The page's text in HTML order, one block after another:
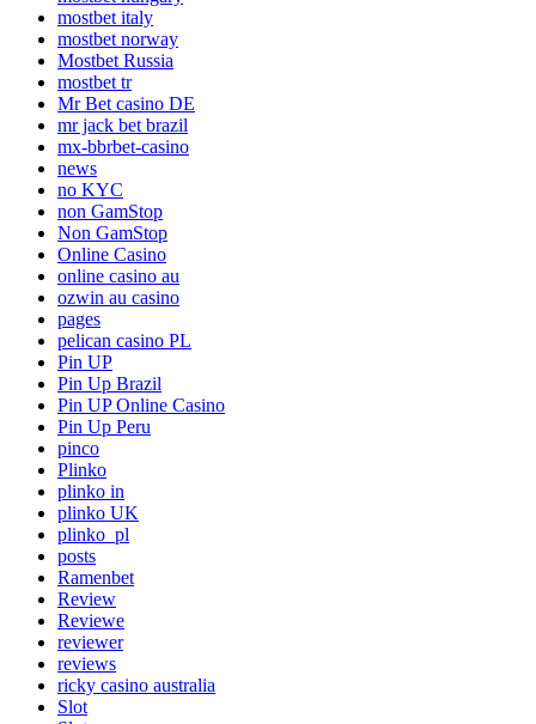
mostbet italy
mostbet norway
Mostbet Russia
mostbet tr
Mr Bet casino DE
mr jack bet brazil
mx-bbrbet-casino
news
no KYC
non GamStop
Non GamStop
Online Casino
online casino au
ozwin au casino
pages
pelican casino PL
Pin UP
Pin Up Brazil
Pin UP Online Casino
Pin Up Peru
pinco
Plinko
plinko in
plinko UK
plinko_pl
posts
Ramenbet
Review
Reviewe
reviewer
reviews
ricky casino australia
Slot